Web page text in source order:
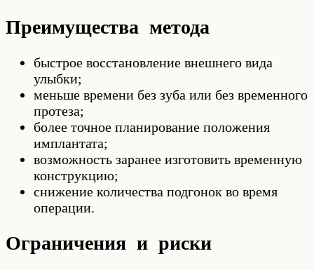
Преимущества метода
быстрое восстановление внешнего вида
улыбки;
меньше времени без зуба или без временного
протеза;
более точное планирование положения
имплантата;
возможность заранее изготовить временную
конструкцию;
снижение количества подгонок во время
операции.
Ограничения и риски